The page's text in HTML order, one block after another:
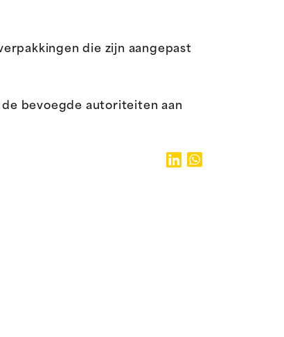
die zijn aangepast
bevoegde autoriteiten aan